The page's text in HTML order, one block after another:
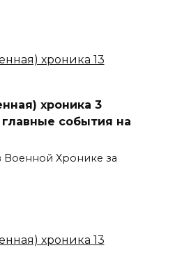
хроника 3
события на
Военной Хронике за